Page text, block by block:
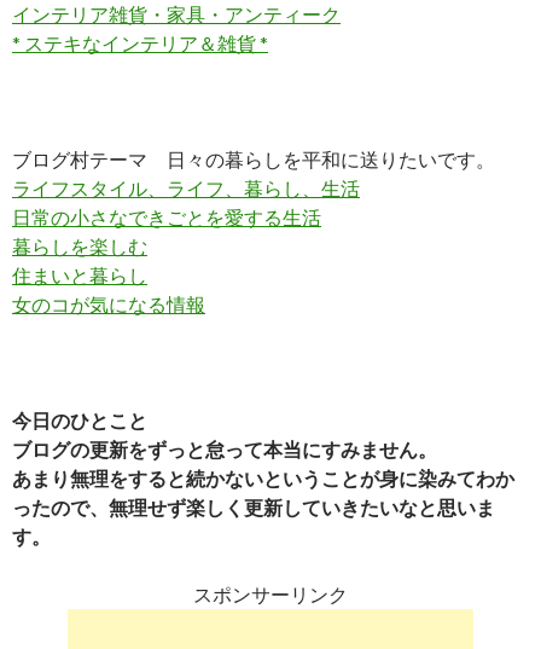
インテリア雑貨・家具・アンティーク
* ステキなインテリア＆雑貨 *
ブログ村テーマ 日々の暮らしを平和に送りたいです。
ライフスタイル、ライフ、暮らし、生活
日常の小さなできごとを愛する生活
暮らしを楽しむ
住まいと暮らし
女のコが気になる情報
今日のひとこと
ブログの更新をずっと怠って本当にすみません。
あまり無理をすると続かないということが身に染みてわか
ったので、無理せず楽しく更新していきたいなと思いま
す。
スポンサーリンク